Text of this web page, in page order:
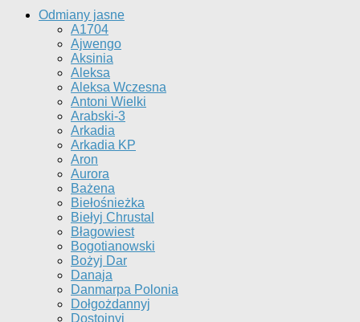
Odmiany jasne
A1704
Ajwengo
Aksinia
Aleksa
Aleksa Wczesna
Antoni Wielki
Arabski-3
Arkadia
Arkadia KP
Aron
Aurora
Bażena
Biełośnieżka
Biełyj Chrustal
Błagowiest
Bogotianowski
Bożyj Dar
Danaja
Danmarpa Polonia
Dołgożdannyj
Dostojnyj